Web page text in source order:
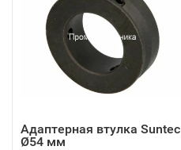
Адаптерная втулка Suntec
Ø54 мм